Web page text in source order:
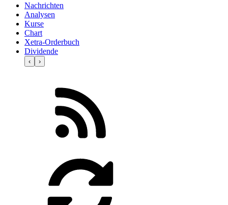
Nachrichten
Analysen
Kurse
Chart
Xetra-Orderbuch
Dividende
‹ ›